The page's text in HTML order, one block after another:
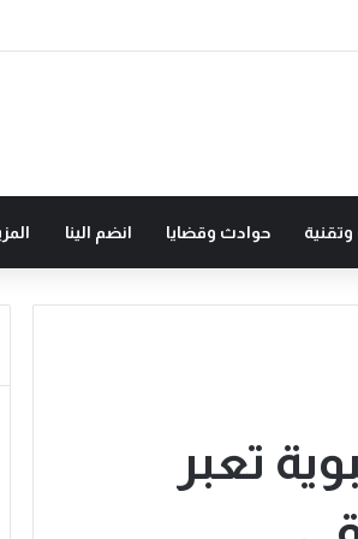
وتقنية حوادث وقضايا انضم الينا
تعبر